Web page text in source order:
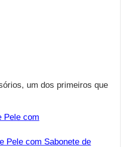
um dos primeiros que
Pele com
Pele com Sabonete de